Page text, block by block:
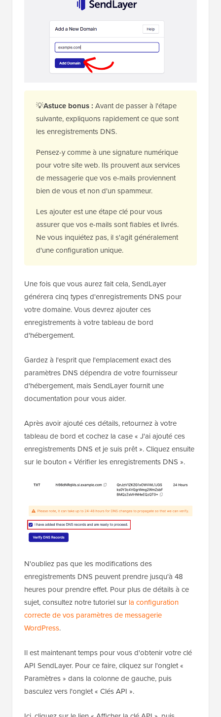
💡Astuce bonus : Avant de passer à l'étape
suivante, expliquons rapidement ce que sont
les enregistrements DNS.
Pensez-y comme à une signature numérique
pour votre site web. Ils prouvent aux services
de messagerie que vos e-mails proviennent
bien de vous et non d'un spammeur.
Les ajouter est une étape clé pour vous
assurer que vos e-mails sont fiables et livrés.
Ne vous inquiétez pas, il s'agit généralement
d'une configuration unique.
Une fois que vous aurez fait cela, SendLayer
générera cinq types d'enregistrements DNS pour
votre domaine. Vous devrez ajouter ces
enregistrements à votre tableau de bord
d'hébergement.
Gardez à l'esprit que l'emplacement exact des
paramètres DNS dépendra de votre fournisseur
d'hébergement, mais SendLayer fournit une
documentation pour vous aider.
Après avoir ajouté ces détails, retournez à votre
tableau de bord et cochez la case « J'ai ajouté ces
enregistrements DNS et je suis prêt ». Cliquez ensuite
sur le bouton « Vérifier les enregistrements DNS ».
N'oubliez pas que les modifications des
enregistrements DNS peuvent prendre jusqu'à 48
heures pour prendre effet. Pour plus de détails à ce
sujet, consultez notre tutoriel sur la configuration
correcte de vos paramètres de messagerie
WordPress.
Il est maintenant temps pour vous d'obtenir votre clé
API SendLayer. Pour ce faire, cliquez sur l'onglet «
Paramètres » dans la colonne de gauche, puis
basculez vers l'onglet « Clés API ».